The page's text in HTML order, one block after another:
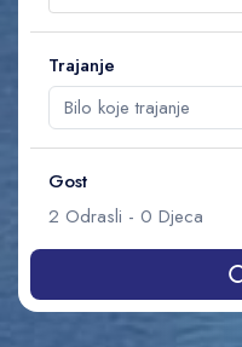
Trajanje
Gost
2 Odrasli - 0 Djeca